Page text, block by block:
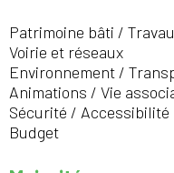
Patrimoine bâti /
Voirie et réseaux
Environnement /
Animations / Vie
Sécurité / Accessibilité
Budget